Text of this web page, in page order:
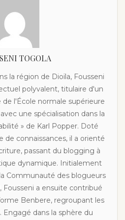
TOGOLA
la région de Dioïla, Fousseni
polyvalent, titulaire d'un
de l'École normale supérieure
une spécialisation dans la
» de Karl Popper. Doté
de connaissances, il a orienté
passant du blogging à
dynamique. Initialement
Communauté des blogueurs
Fousseni a ensuite contribué
Benbere, regroupant les
Engagé dans la sphère du